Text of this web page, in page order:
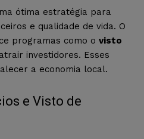
ótima estratégia para
e qualidade de vida. O
programas como o visto
investidores. Esses
a economia local.
e Visto de